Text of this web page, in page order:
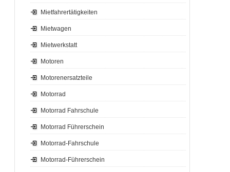
Mietfahrertätigkeiten
Mietwagen
Mietwerkstatt
Motoren
Motorenersatzteile
Motorrad
Motorrad Fahrschule
Motorrad Führerschein
Motorrad-Fahrschule
Motorrad-Führerschein